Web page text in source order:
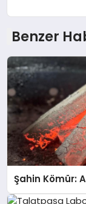
Benzer
Şahin Kömür: